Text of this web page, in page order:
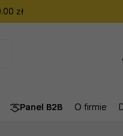
zł
Panel B2B O firmie